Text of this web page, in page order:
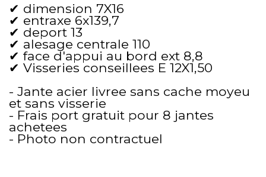
✔ dimension 7X16
✔ entraxe 6x139,7
✔ deport 13
✔ alesage centrale 110
✔ face d'appui au bord ext 8,8
✔ Visseries conseillees E 12X1,50
- Jante acier livree sans cache moyeu
et sans visserie
- Frais port gratuit pour 8 jantes
achetees
- Photo non contractuel